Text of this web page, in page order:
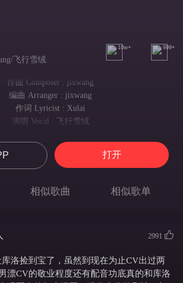
飞行雪绒
10w+ 999+
作曲 Composer : jixwang
编曲 Arranger : jixwang
作词 Lyricist : Xulai
演唱 Vocal : 飞行雪绒
Engineer : Mitsunori Aizawa
Instrument Solo：Guitar : 愤怒的糖
棚 Studio : 无音区杜比全景声棚
师 Recording Engineer : Koimoon
Engineer : Mitsunori Aizawa
Produced by : 鸣潮先约电台
Isn't it so incredible
打开
相似歌曲 相似歌单
2991
洛捡到宝了，虽然到现在为止CV出过两
漂CV的敬业程度还有配音功底真的和库洛